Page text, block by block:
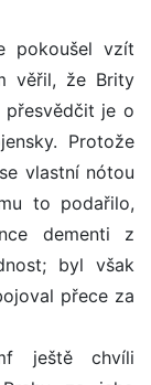
pokoušel vzít
věřil, že Brity
přesvědčit je o
Protože
vlastní nótou
to podařilo,
dementi z
byl však
přece za
ještě chvíli